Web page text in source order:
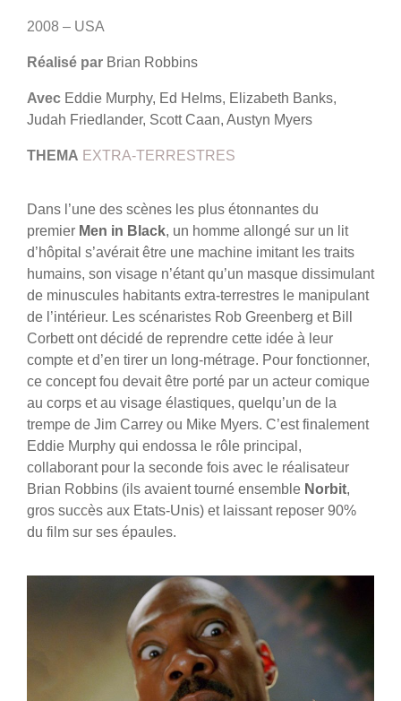
2008 – USA
Réalisé par Brian Robbins
Avec Eddie Murphy, Ed Helms, Elizabeth Banks,
Judah Friedlander, Scott Caan, Austyn Myers
THEMA EXTRA-TERRESTRES
Dans l’une des scènes les plus étonnantes du
premier Men in Black, un homme allongé sur un lit
d’hôpital s’avérait être une machine imitant les traits
humains, son visage n’étant qu’un masque dissimulant
de minuscules habitants extra-terrestres le manipulant
de l’intérieur. Les scénaristes Rob Greenberg et Bill
Corbett ont décidé de reprendre cette idée à leur
compte et d’en tirer un long-métrage. Pour fonctionner,
ce concept fou devait être porté par un acteur comique
au corps et au visage élastiques, quelqu’un de la
trempe de Jim Carrey ou Mike Myers. C’est finalement
Eddie Murphy qui endossa le rôle principal,
collaborant pour la seconde fois avec le réalisateur
Brian Robbins (ils avaient tourné ensemble Norbit,
gros succès aux Etats-Unis) et laissant reposer 90%
du film sur ses épaules.